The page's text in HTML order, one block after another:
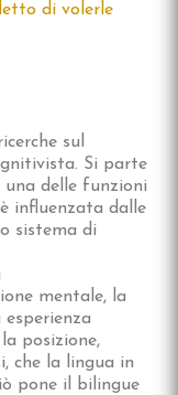
di volerle
sul
Si parte
delle funzioni
influenzata dalle
sistema di
mentale, la
posizione,
che la lingua in
pone il bilingue